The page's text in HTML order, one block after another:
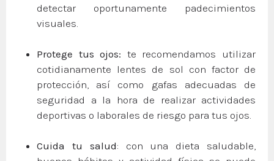
detectar oportunamente padecimientos
visuales.
Protege tus ojos: te recomendamos utilizar
cotidianamente lentes de sol con factor de
protección, así como gafas adecuadas de
seguridad a la hora de realizar actividades
deportivas o laborales de riesgo para tus ojos.
Cuida tu salud: con una dieta saludable,